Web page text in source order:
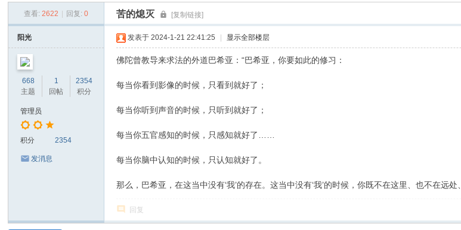
心
查看: 2622 回复: 0 苦的熄灭 [复制链接]
阳光
668
主题
1
回帖
2354
积分
管理员
积分 2354
发消息
发表于 2024-1-21 22:41:25 显示全部楼层
佛陀曾教导来求法的外道巴希亚：“巴希亚，你要如此的修习：
每当你看到影像的时候，只看到就好了；
每当你听到声音的时候，只听到就好了；
每当你五官感知的时候，只感知就好了……
每当你脑中认知的时候，只认知就好了。
那么，巴希亚，在这当中没有‘我’的存在。这当中没有‘我’的时候，你既不在这里、也不在远
回复